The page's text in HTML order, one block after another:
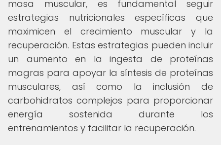
masa muscular, es fundamental seguir
estrategias nutricionales específicas que
maximicen el crecimiento muscular y la
recuperación. Estas estrategias pueden incluir
un aumento en la ingesta de proteínas
magras para apoyar la síntesis de proteínas
musculares, así como la inclusión de
carbohidratos complejos para proporcionar
energía sostenida durante los
entrenamientos y facilitar la recuperación.